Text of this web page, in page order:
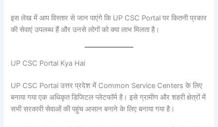
इस लेख में आप विस्तार से जान पाएंगे कि UP CSC Portal पर कितनी प्रकार
की सेवाएं उपलब्ध हैं और उनसे लोगों को क्या लाभ मिलता है।
UP CSC Portal Kya Hai
UP CSC Portal उत्तर प्रदेश में Common Service Centers के लिए
बनाया गया एक अधिकृत डिजिटल प्लेटफॉर्म है। इसे ग्रामीण और शहरी क्षेत्रों में
सभी सरकारी सेवाओं की पहुंच आसान बनाने के लिए बनाया गया है।